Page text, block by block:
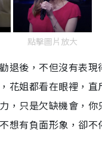
點擊圖片放大
退後，不但沒有表現
花姐都看在眼裡，直
，只是欠缺機會，你
想有負面形象，卻不